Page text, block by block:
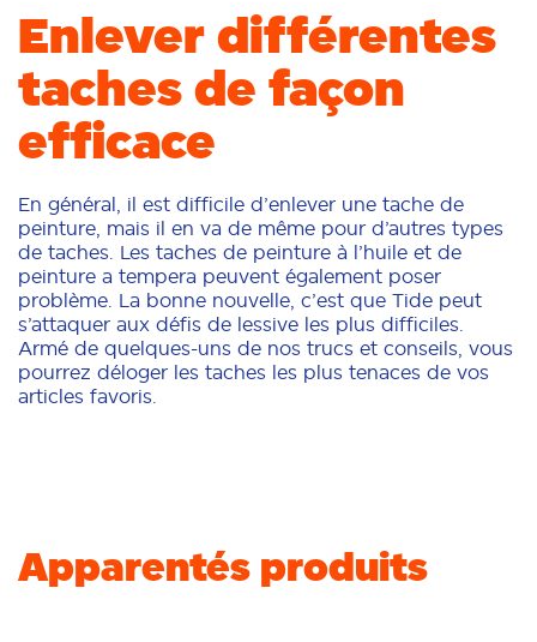
Enlever différentes
taches de façon
efficace
En général, il est difficile d’enlever une tache de
peinture, mais il en va de même pour d’autres types
de taches. Les taches de peinture à l’huile et de
peinture a tempera peuvent également poser
problème. La bonne nouvelle, c’est que Tide peut
s’attaquer aux défis de lessive les plus difficiles.
Armé de quelques-uns de nos trucs et conseils, vous
pourrez déloger les taches les plus tenaces de vos
articles favoris.
Apparentés produits